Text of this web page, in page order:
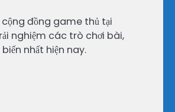
đồng game thủ tại
nghiệm các trò chơi bài,
nhất hiện nay.